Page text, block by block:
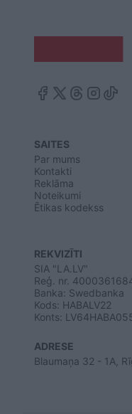
SAITES
Par mums
Kontakti
Reklāma
Noteikumi
Ētikas kodekss
REKVIZĪTI
SIA "LA.LV"
Reģ. nr.
Banka: Swedbanka
Kods: HABALV22
Konts:
ADRESE
Blaumaņa 32 - 1A,